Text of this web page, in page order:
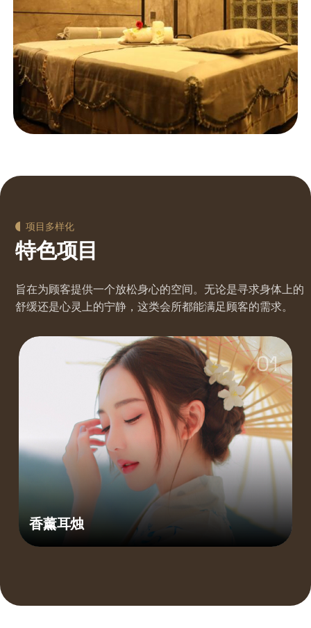
项目多样化
特色项目
旨在为顾客提供一个放松身心的空间。无论是寻求身体上的
舒缓还是心灵上的宁静，这类会所都能满足顾客的需求。
01
香薰耳烛